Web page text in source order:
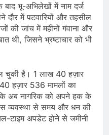
भू-अभिलेखों में नाम दर्ज
दौर में पटवारियों और तहसील
की जांच में महीनों गंवाना और
थी, जिसने भ्रष्टाचार को भी
है। 1 लाख 40 हज़ार
हज़ार 536 मामलों का
कि अब नागरिक को अपने हक के
व्यवस्था से समय और धन की
टाइम अपडेट होने से जमीनी